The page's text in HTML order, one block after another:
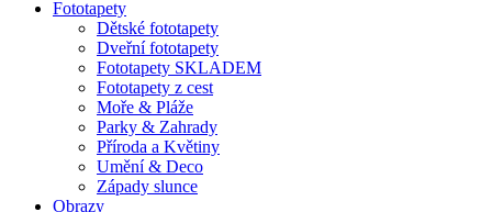
Fototapety
Dětské fototapety
Dveřní fototapety
Fototapety SKLADEM
Fototapety z cest
Moře & Pláže
Parky & Zahrady
Příroda a Květiny
Umění & Deco
Západy slunce
Obrazy